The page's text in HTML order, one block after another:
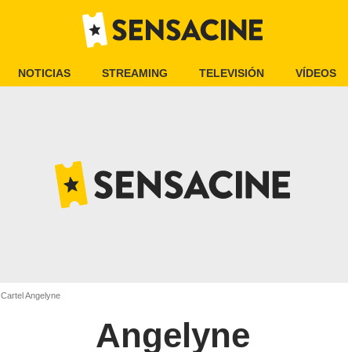
NOTICIAS STREAMING TELEVISIÓN VÍDEOS
Cartel Angelyne
Angelyne